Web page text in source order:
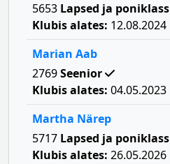
5653 Lapsed ja poniklass
Klubis alates: 12.08.2024
Marian Aab
2769Seenior
Klubis alates: 04.05.2023
Martha Närep
5717 Lapsed ja poniklass
Klubis alates: 26.05.2026